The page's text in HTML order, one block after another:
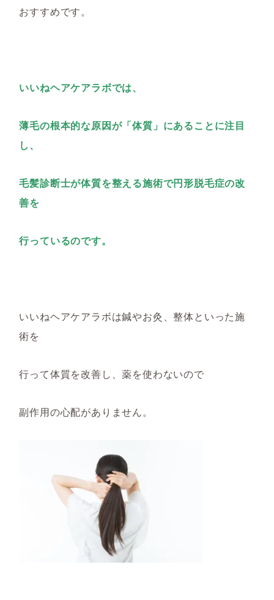
おすすめです。
いいねヘアケアラボでは、
薄毛の根本的な原因が「体質」にあることに注目
し、
毛髪診断士が体質を整える施術で円形脱毛症の改
善を
行っているのです。
いいねヘアケアラボは鍼やお灸、整体といった施
術を
行って体質を改善し、薬を使わないので
副作用の心配があ りません。